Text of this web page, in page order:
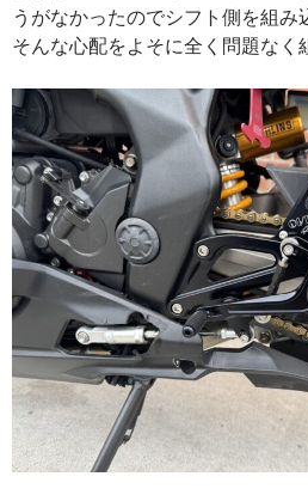
うがなかったのでシフト側を組み
そんな心配をよそに全く問題なく